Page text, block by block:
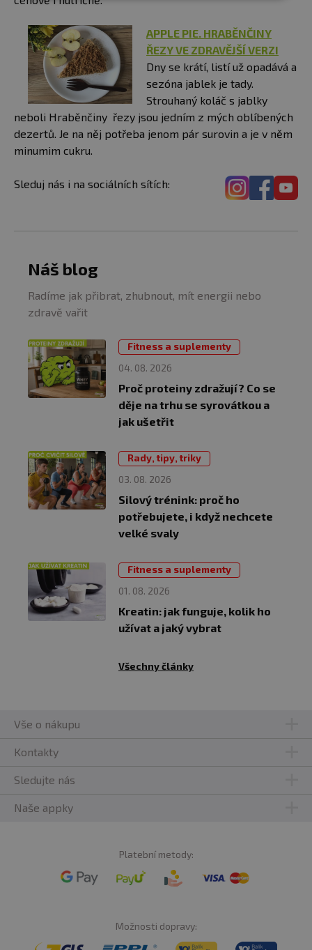
APPLE PIE. HRABĚNČINY
ŘEZY VE ZDRAVĚJŠÍ VERZI
Dny se krátí, listí už opadává a
sezóna jablek je tady.
Strouhaný koláč s jablky
neboli Hraběnčiny řezy jsou jedním z mých oblíbených
dezertů. Je na něj potřeba jenom pár surovin a je v něm
minumim cukru.
Sleduj nás i na sociálních sítích:
Náš blog
Radíme jak přibrat, zhubnout, mít energii nebo
zdravě vařit
04. 08. 2026
Fitness a suplementy
Proč proteiny zdražují? Co se
děje na trhu se syrovátkou a
jak ušetřit
03. 08. 2026
Rady, tipy, triky
Silový trénink: proč ho
potřebujete, i když nechcete
velké svaly
01. 08. 2026
Fitness a suplementy
Kreatin: jak funguje, kolik ho
užívat a jaký vybrat
Všechny články
Vše o nákupu
Kontakty
Sledujte nás
Naše appky
Platební metody:
Možnosti dopravy: